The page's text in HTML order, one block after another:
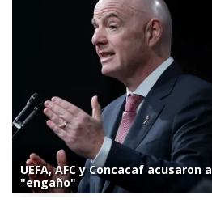
UEFA, AFC y Concacaf
"engaño"